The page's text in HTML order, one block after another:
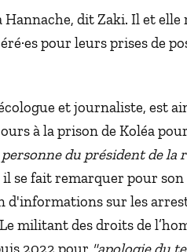
dit Zaki. Il et
pour leurs prises de
et journaliste, est
à la prison de Koléa
du président de la
se fait remarquer pour
d'informations sur les
militant des droits de